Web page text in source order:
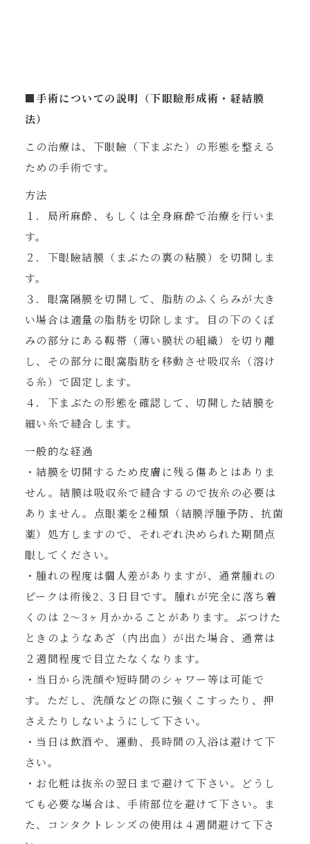
■手術についての説明（下眼瞼形成術・経結膜
法）
この治療は、下眼瞼（下まぶた）の形態を整える
ための手術です。
方法
１．局所麻酔、もしくは全身麻酔で治療を行いま
す。
２．下眼瞼結膜（まぶたの裏の粘膜）を切開しま
す。
３．眼窩隔膜を切開して、脂肪のふくらみが大き
い場合は適量の脂肪を切除します。目の下のくぼ
みの部分にある靱帯（薄い膜状の組織）を切り離
し、その部分に眼窩脂肪を移動させ吸収糸（溶け
る糸）で固定します。
４．下まぶたの形態を確認して、切開した結膜を
細い糸で縫合します。
一般的な経過
・結膜を切開するため皮膚に残る傷あとはありま
せん。結膜は吸収糸で縫合するので抜糸の必要は
ありません。点眼薬を2種類（結膜浮腫予防、抗菌
薬）処方しますので、それぞれ決められた期間点
眼してください。
・腫れの程度は個人差がありますが、通常腫れの
ピークは術後2､３日目です。腫れが完全に落ち着
くのは 2〜3ヶ月かかることがあります。ぶつけた
ときのようなあざ（内出血）が出た場合、通常は
２週間程度で目立たなくなります。
・当日から洗顔や短時間のシャワー等は可能で
す。ただし、洗顔などの際に強くこすったり、押
さえたりしないようにして下さい。
・当日は飲酒や、運動、長時間の入浴は避けて下
さい。
・お化粧は抜糸の翌日まで避けて下さい。どうし
ても必要な場合は、手術部位を避けて下さい。ま
た、コンタクトレンズの使用は４週間避けて下さ